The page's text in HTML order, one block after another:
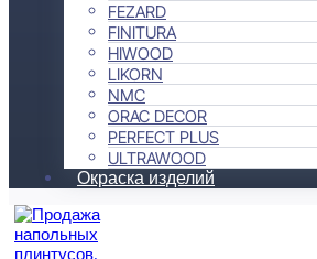
FEZARD
FINITURA
HIWOOD
LIKORN
NMC
ORAC DECOR
PERFECT PLUS
ULTRAWOOD
Окраска изделий